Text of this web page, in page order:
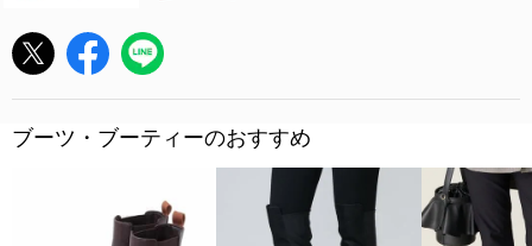
ブーツ・ブーティーのおすすめ